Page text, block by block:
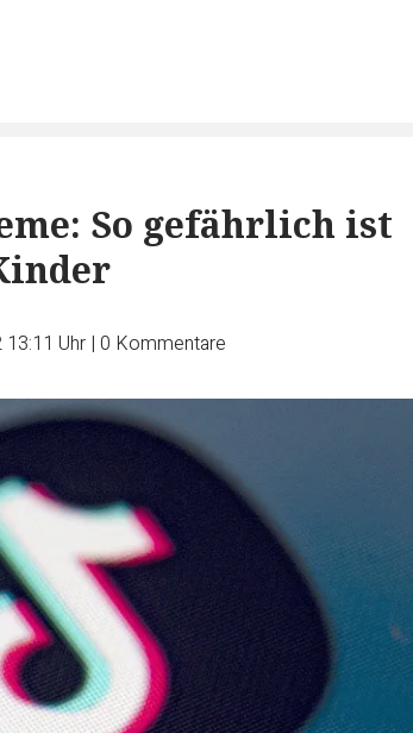
So gefährlich ist
Uhr | 0 Kommentare